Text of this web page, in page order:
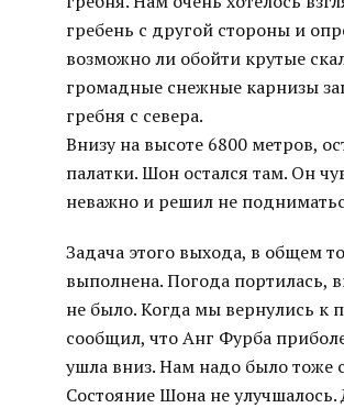
гребень с другой стороны и
возможно ли обойти крутые
громадные снежные карнизы
гребня с севера.
Внизу на высоте 6800 метров,
палатки. Шон остался там. Он
неважно и решил не
Задача этого выхода, в общем
выполнена. Погода портилась,
не было. Когда мы вернулись к
сообщил, что Анг Фурба
ушла вниз. Нам надо было тоже
Состояние Шона не